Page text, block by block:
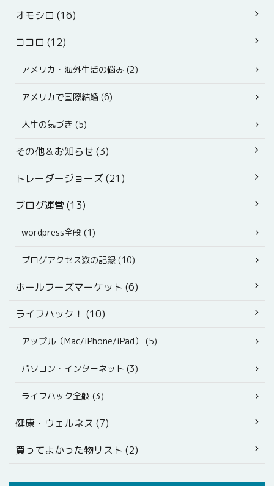
オモシロ (16)
ココロ (12)
アメリカ・海外生活の悩み (2)
アメリカで国際結婚 (6)
人生の気づき (5)
その他＆お知らせ (3)
トレーダージョーズ (21)
ブログ運営 (13)
wordpress全般 (1)
ブログアクセス数の記録 (10)
ホールフーズマーケット (6)
ライフハック！ (10)
アップル（Mac/iPhone/iPad） (5)
パソコン・インターネット (3)
ライフハック全般 (3)
健康・ウェルネス (7)
買ってよかった物リスト (2)